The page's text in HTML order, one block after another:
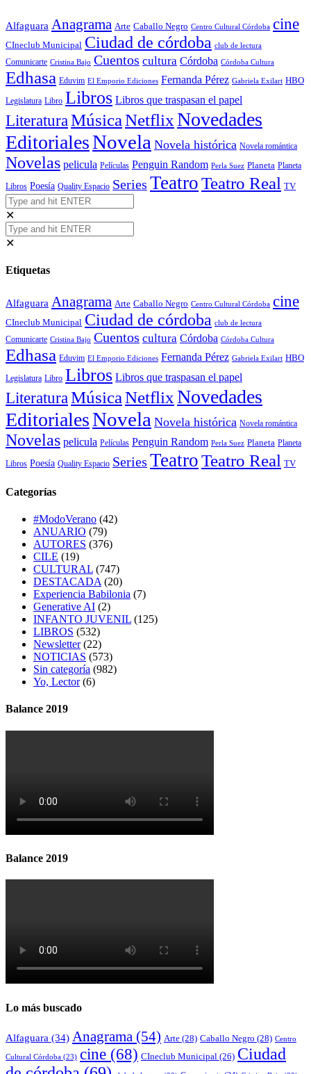
Alfaguara Anagrama Arte Caballo Negro Centro Cultural Córdoba cine
CIneclub Municipal Ciudad de córdoba club de lectura
Comunicarte Cristina Bajo Cuentos cultura Córdoba Córdoba Cultura
Edhasa Eduvim El Emporio Ediciones Fernanda Pérez Gabriela Exilart HBO
Legislatura Libro Libros Libros que traspasan el papel
LiteraturaMúsicaNetflixNovedades
EditorialesNovela Novela histórica Novela romántica
Novelas pelicula Películas Penguin Random Perla Suez Planeta Planeta
Libros Poesía Quality Espacio Series TeatroTeatro Real TV
✕
✕
Etiquetas
Alfaguara Anagrama Arte Caballo Negro Centro Cultural Córdoba cine
CIneclub Municipal Ciudad de córdoba club de lectura
Comunicarte Cristina Bajo Cuentos cultura Córdoba Córdoba Cultura
Edhasa Eduvim El Emporio Ediciones Fernanda Pérez Gabriela Exilart HBO
Legislatura Libro Libros Libros que traspasan el papel
LiteraturaMúsicaNetflixNovedades
EditorialesNovela Novela histórica Novela romántica
Novelas pelicula Películas Penguin Random Perla Suez Planeta Planeta
Libros Poesía Quality Espacio Series TeatroTeatro Real TV
Categorías
#ModoVerano (42)
ANUARIO (79)
AUTORES (376)
CILE (19)
CULTURAL (747)
DESTACADA (20)
Experiencia Babilonia (7)
Generative AI (2)
INFANTO JUVENIL (125)
LIBROS (532)
Newsletter(22)
NOTICIAS (573)
Sin categoría (982)
Yo, Lector(6)
Balance 2019
Balance 2019
Lo más buscado
Alfaguara (34) Anagrama (54) Arte (28) Caballo Negro (28) Centro
Cultural Córdoba (23) cine (68) CIneclub Municipal (26) Ciudad